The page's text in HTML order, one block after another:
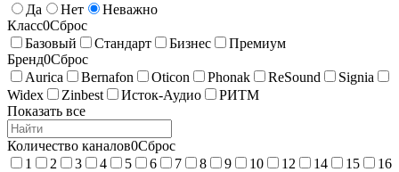
Да
Нет
Неважно
Класс0Сброс
Базовый
Стандарт Бизнес
Премиум
Бренд0Сброс
Aurica
Bernafon Oticon Phonak ReSound
Signia
Widex
Zinbest Исток-Аудио
РИТМ
Показать все
Количество каналов0Сброс
1
2 3 4 5 6 7 8 9 10 12 14 15
16